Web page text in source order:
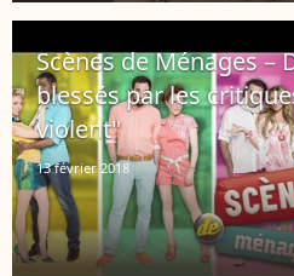
Scènes de Ménages –
blessés par les
violent"
13 février 2018